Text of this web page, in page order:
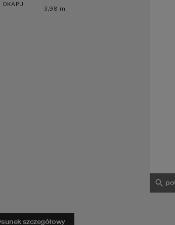
3,98 m
szczegółowy